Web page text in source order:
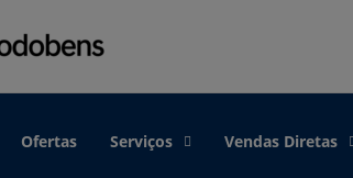
Ofertas Serviços Vendas Diretas